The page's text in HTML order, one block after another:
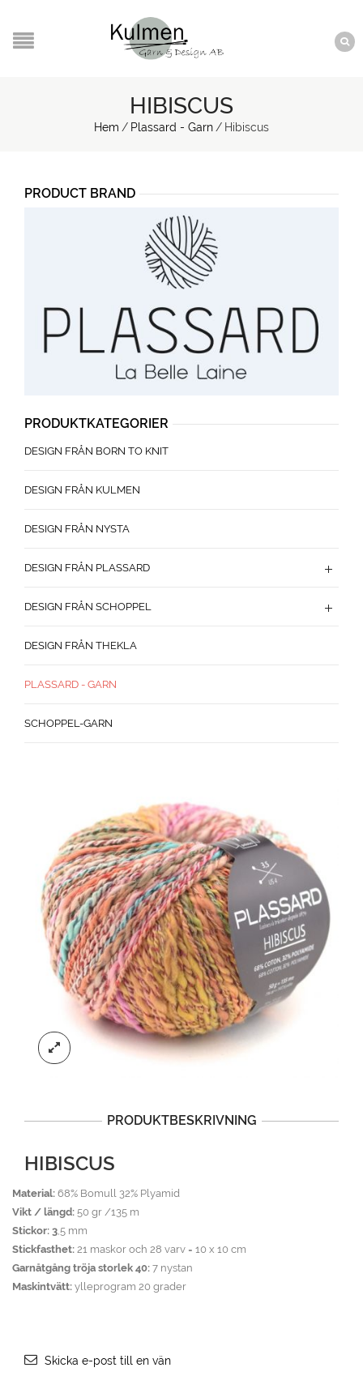
HIBISCUS
Hem / Plassard - Garn / Hibiscus
PRODUKTBESKRIVNING
HIBISCUS
Material: 68% Bomull 32% Plyamid
Vikt / längd: 50 gr /135 m
Stickor: 3,5 mm
Stickfasthet: 21 maskor och 28 varv = 10 x 10 cm
Garnåtgång tröja storlek 40: 7 nystan
Maskintvätt: ylleprogram 20 grader
Skicka e-post till en vän
PRODUCT BRAND
PRODUKTKATEGORIER
DESIGN FRÅN BORN TO KNIT
DESIGN FRÅN KULMEN
DESIGN FRÅN NYSTA
DESIGN FRÅN PLASSARD
DESIGN FRÅN SCHOPPEL
DESIGN FRÅN THEKLA
PLASSARD - GARN
SCHOPPEL-GARN